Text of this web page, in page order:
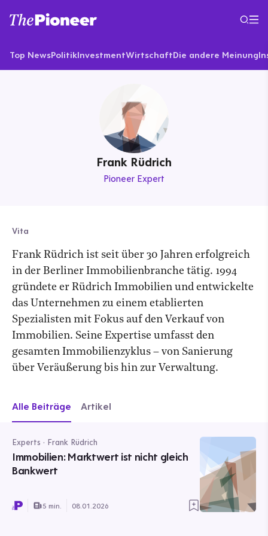
Top NewsPolitikInvestmentWirtschaftDie andere Meinung
Frank Rüdrich
Pioneer Expert
Vita
Frank Rüdrich ist seit über 30 Jahren erfolgreich
in der Berliner Immobilienbranche tätig. 1994
gründete er Rüdrich Immobilien und entwickelte
das Unternehmen zu einem etablierten
Spezialisten mit Fokus auf den Verkauf von
Immobilien. Seine Expertise umfasst den
gesamten Immobilienzyklus – von Sanierung
über Veräußerung bis hin zur Verwaltung.
Alle Beiträge Artikel
Experts · Frank Rüdrich
Immobilien: Marktwert ist nicht gleich
Bankwert
5 min. 08.01.2026